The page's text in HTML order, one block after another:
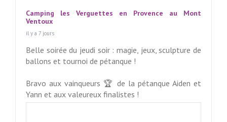
Camping les Verguettes en Provence au Mont
Ventoux
il y a 7 jours
Belle soirée du jeudi soir : magie, jeux, sculpture de
ballons et tournoi de pétanque !
Bravo aux vainqueurs 🏆 de la pétanque Aiden et
Yann et aux valeureux finalistes !